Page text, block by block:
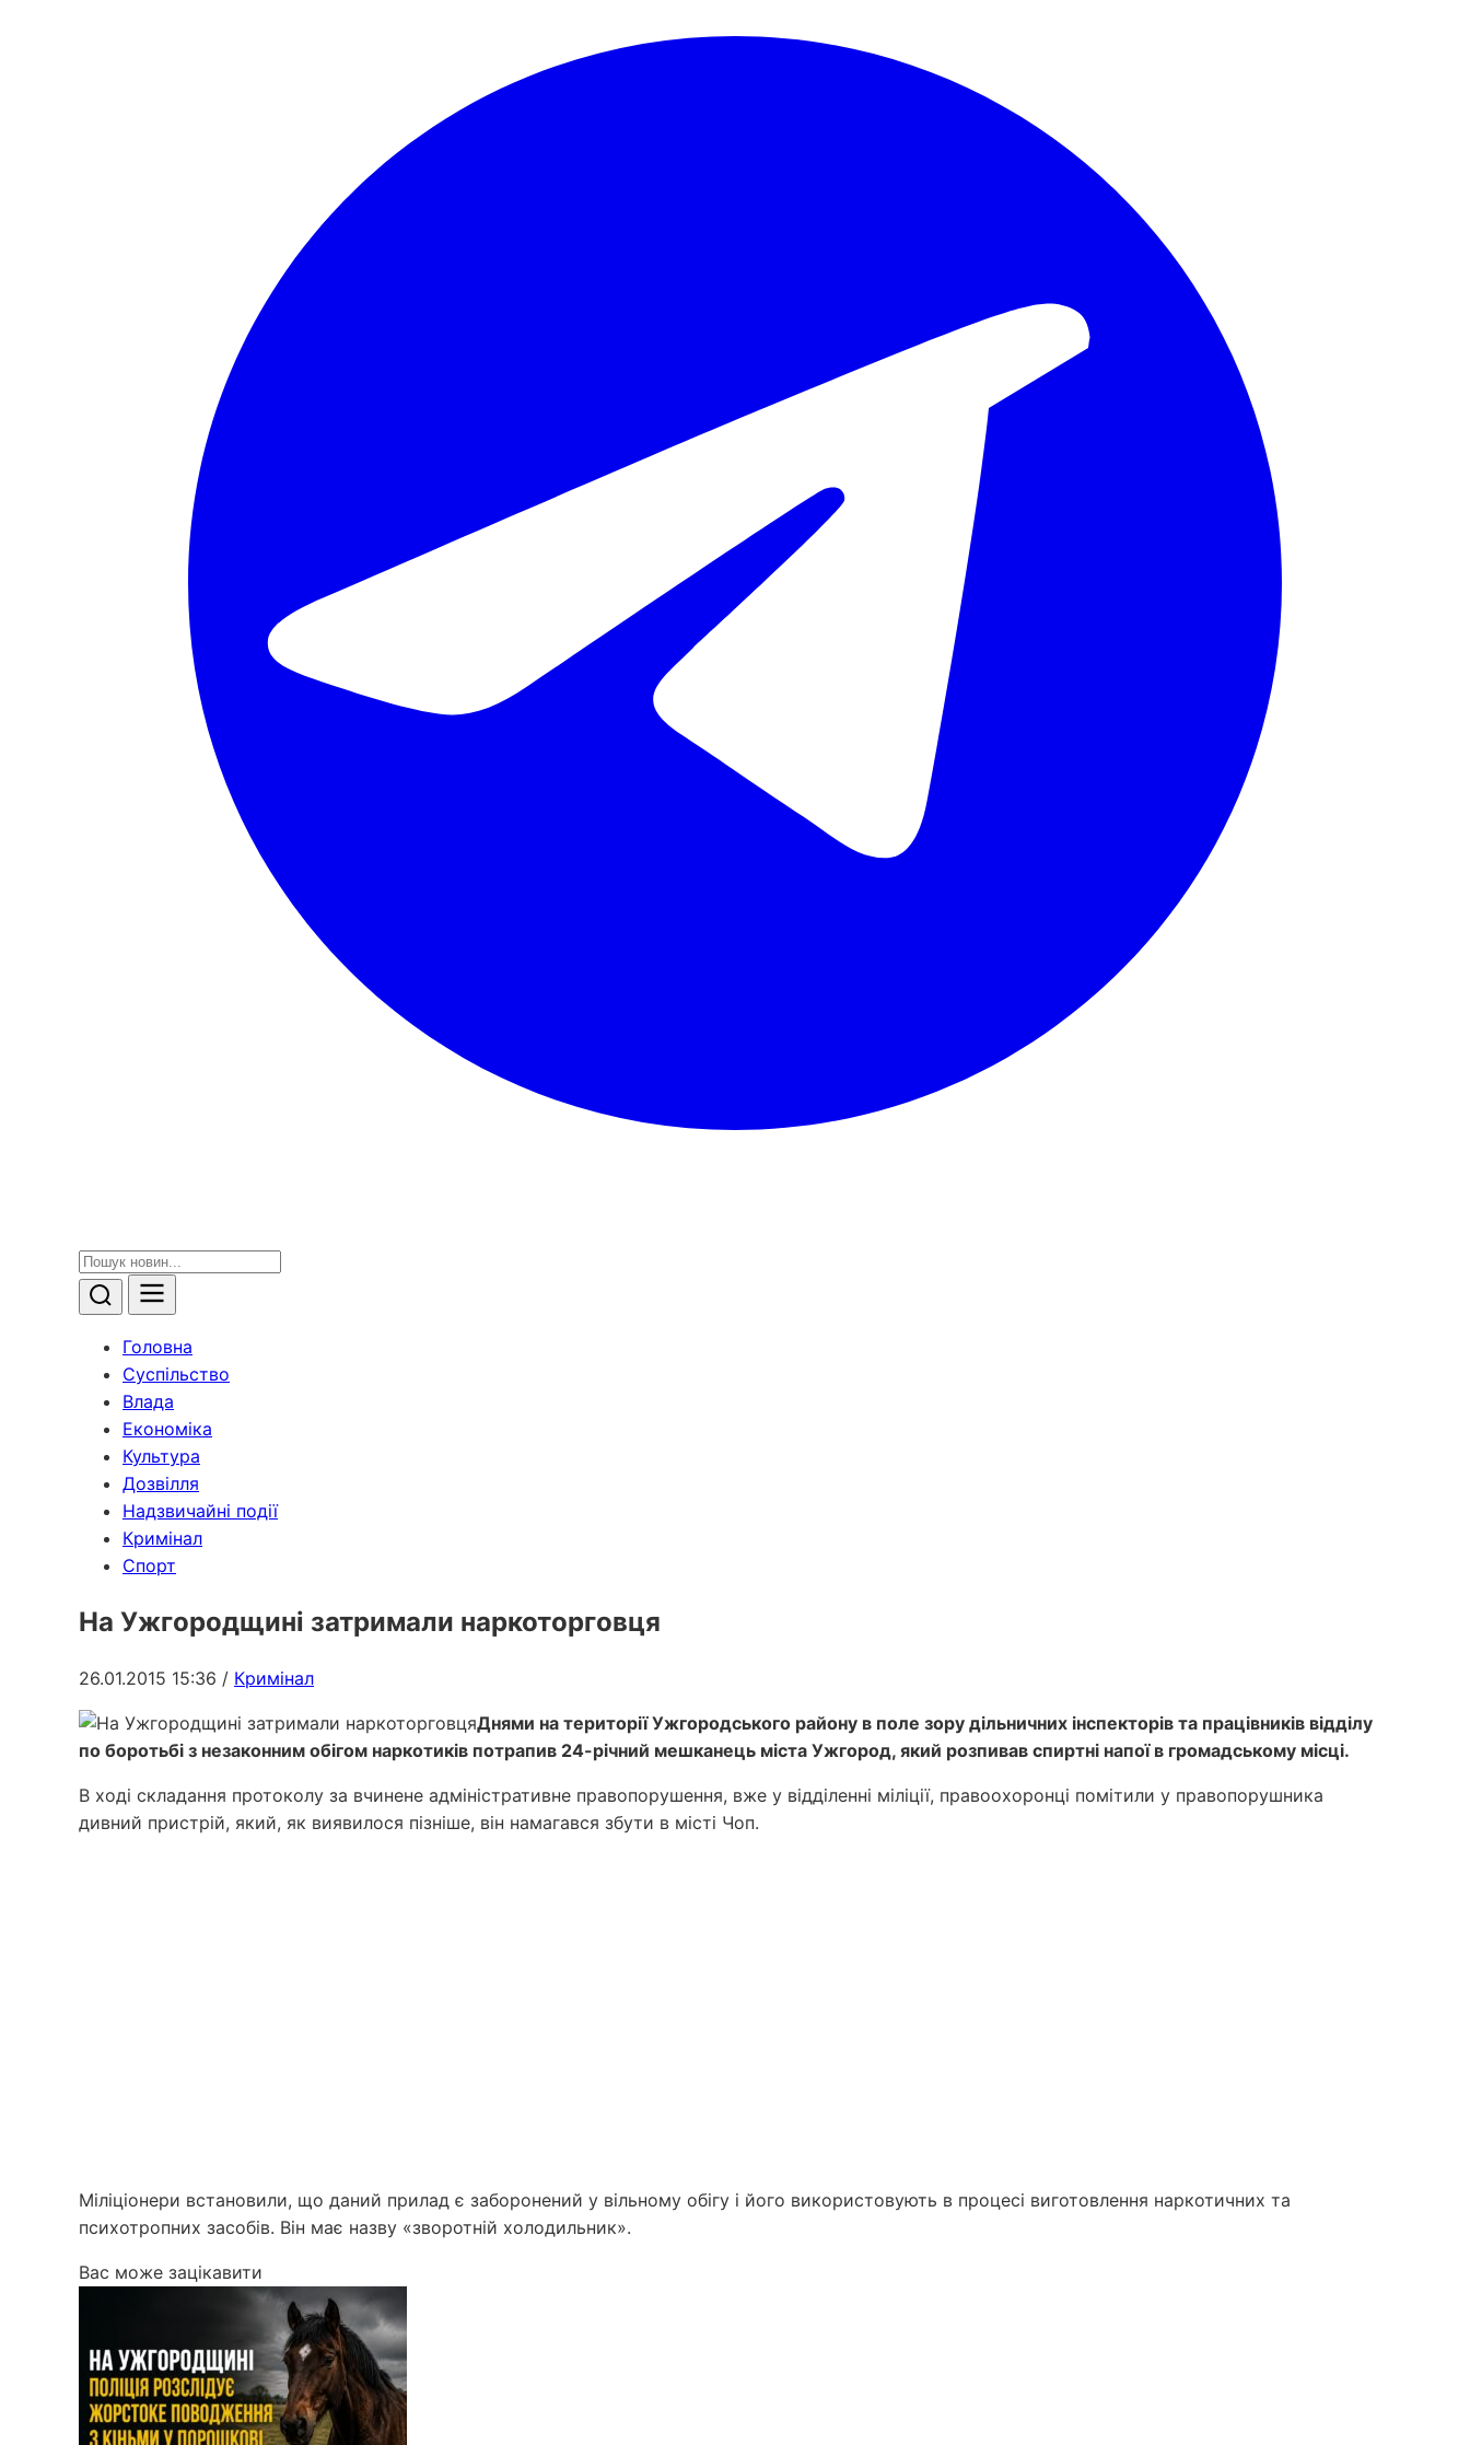
Головна
Суспільство
Влада
Економіка
Культура
Дозвілля
Надзвичайні події
Кримінал
Спорт
На Ужгородщині затримали наркоторговця
26.01.2015 15:36 / Кримінал
Днями на території Ужгородського району в поле зору дільничних інспекторів та працівників відділу
по боротьбі з незаконним обігом наркотиків потрапив 24-річний мешканець міста Ужгород, який розпивав спиртні напої в громадському місці.
В ході складання протоколу за вчинене адміністративне правопорушення, вже у відділенні міліції, правоохоронці помітили у правопорушника
дивний пристрій, який, як виявилося пізніше, він намагався збути в місті Чоп.
Міліціонери встановили, що даний прилад є заборонений у вільному обігу і його використовують в процесі виготовлення наркотичних та
психотропних засобів. Він має назву «зворотній холодильник».
Вас може зацікавити